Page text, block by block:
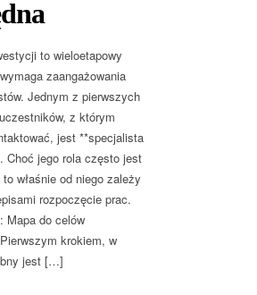
to wieloetapowy
zaangażowania
Jednym z pierwszych
z którym
jest **specjalista
Choć jego rola często jest
właśnie od niego zależy
rozpoczęcie prac.
do celów
krokiem, w
jest […]